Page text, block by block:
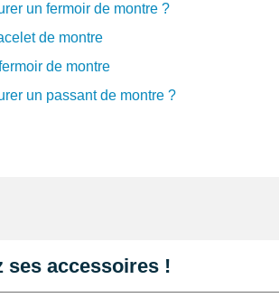
dispose d'une pompe pour montre 16
pour montre 16 mm
un fermoir de montre ?
de montre
de montre
un passant de montre ?
ses accessoires !